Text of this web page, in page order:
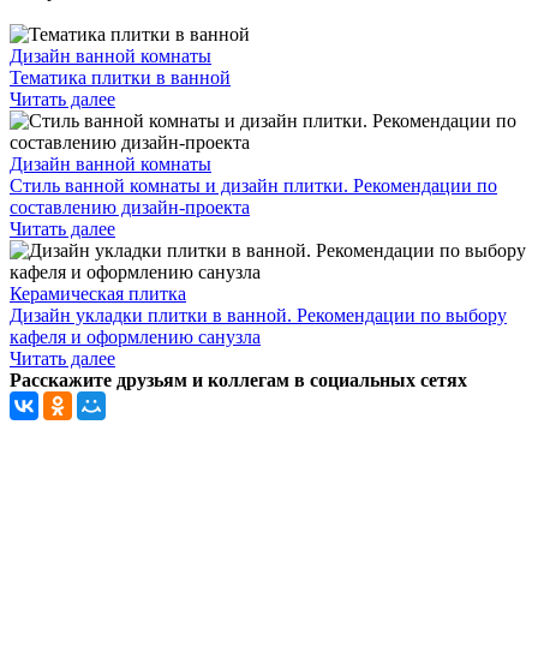
Дизайн ванной комнаты
Тематика плитки в ванной
Читать далее
Дизайн ванной комнаты
Стиль ванной комнаты и дизайн плитки. Рекомендации по
составлению дизайн-проекта
Читать далее
Керамическая плитка
Дизайн укладки плитки в ванной. Рекомендации по выбору
кафеля и оформлению санузла
Читать далее
Расскажите друзьям и коллегам в социальных сетях